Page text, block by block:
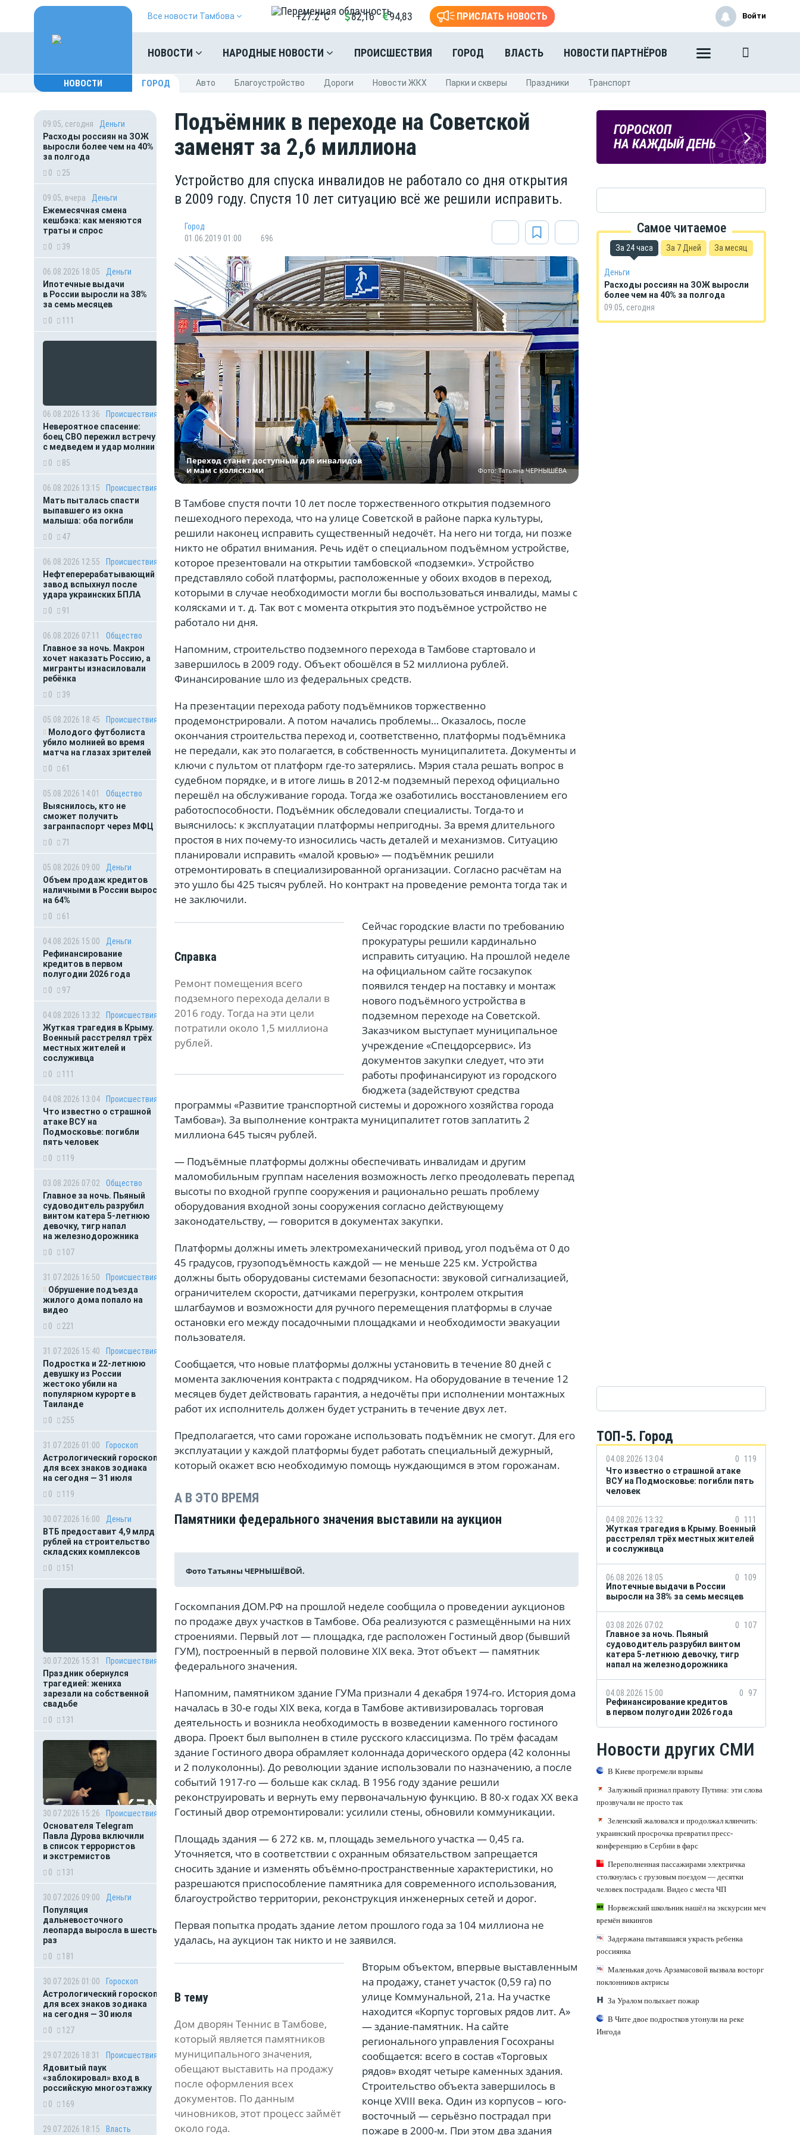
Все новости Тамбова +27.2°C 82,16 94,83 ПРИСЛАТЬ НОВОСТЬ
НОВОСТИ НАРОДНЫЕ НОВОСТИ ПРОИСШЕСТВИЯ ГОРОД ВЛАСТЬ НОВОСТИ ПАРТНЁРОВ
Войти
НОВОСТИ ГОРОД Авто Благоустройство Дороги Новости ЖКХ Парки и скверы Праздники Транспорт
09:05, сегодня
Деньги
Расходы россиян на ЗОЖ
выросли более чем на 40%
за полгода
0
25
09:05, вчера
Деньги
Ежемесячная смена
кешбэка: как меняются
траты и спрос
0
39
06.08.2026 18:05
Деньги
Ипотечные выдачи
в России выросли на 38%
за семь месяцев
0
111
06.08.2026 13:36
Происшествия
Невероятное спасение:
боец СВО пережил встречу
с медведем и удар молнии
0
85
06.08.2026 13:15
Происшествия
Мать пыталась спасти
выпавшего из окна
малыша: оба погибли
0
47
06.08.2026 12:55
Происшествия
Нефтеперерабатывающий
завод вспыхнул после
удара украинских БПЛА
0
91
06.08.2026 07:11
Общество
Главное за ночь. Макрон
хочет наказать Россию, а
мигранты изнасиловали
ребёнка
0
39
05.08.2026 18:45
Происшествия
Молодого футболиста
убило молнией во время
матча на глазах зрителей
0
61
05.08.2026 14:01
Общество
Выяснилось, кто не
сможет получить
загранпаспорт через МФЦ
0
71
05.08.2026 09:00
Деньги
Объем продаж кредитов
наличными в России вырос
на 64%
0
61
04.08.2026 15:00
Деньги
Рефинансирование
кредитов в первом
полугодии 2026 года
0
97
04.08.2026 13:32
Происшествия
Жуткая трагедия в Крыму.
Военный расстрелял трёх
местных жителей и
сослуживца
0
111
04.08.2026 13:04
Происшествия
Что известно о страшной
атаке ВСУ на
Подмосковье: погибли
пять человек
0
119
03.08.2026 07:02
Общество
Главное за ночь. Пьяный
судоводитель разрубил
винтом катера 5-летнюю
девочку, тигр напал
на железнодорожника
0
107
31.07.2026 16:50
Происшествия
Обрушение подъезда
жилого дома попало на
видео
0
221
31.07.2026 15:40
Происшествия
Подростка и 22-летнюю
девушку из России
жестоко убили на
популярном курорте в
Таиланде
0
255
31.07.2026 01:00
Гороскоп
Астрологический гороскоп
для всех знаков зодиака
на сегодня — 31 июля
0
119
30.07.2026 16:00
Деньги
ВТБ предоставит 4,9 млрд
рублей на строительство
складских комплексов
0
151
30.07.2026 15:31
Происшествия
Праздник обернулся
трагедией: жениха
зарезали на собственной
свадьбе
0
131
30.07.2026 15:26
Происшествия
Основателя Telegram
Павла Дурова включили
в список террористов
и экстремистов
0
131
30.07.2026 09:00
Деньги
Популяция
дальневосточного
леопарда выросла в шесть
раз
0
181
30.07.2026 01:00
Гороскоп
Астрологический гороскоп
для всех знаков зодиака
на сегодня — 30 июля
0
127
29.07.2026 18:31
Происшествия
Ядовитый паук
«заблокировал» вход в
российскую многоэтажку
0
169
29.07.2026 18:15 Власть
Подъёмник в переходе на Советской
заменят за 2,6 миллиона
Устройство для спуска инвалидов не работало со дня открытия
в 2009 году. Спустя 10 лет ситуацию всё же решили исправить.
Город
01.06.2019 01:00
696
Переход станет доступным для инвалидов
и мам с колясками
Фото: Татьяна ЧЕРНЫШЁВА
В Тамбове спустя почти 10 лет после торжественного открытия подземного
пешеходного перехода, что на улице Советской в районе парка культуры,
решили наконец исправить существенный недочёт. На него ни тогда, ни позже
никто не обратил внимания. Речь идёт о специальном подъёмном устройстве,
которое презентовали на открытии тамбовской «подземки». Устройство
представляло собой платформы, расположенные у обоих входов в переход,
которыми в случае необходимости могли бы воспользоваться инвалиды, мамы с
колясками и т. д. Так вот с момента открытия это подъёмное устройство не
работало ни дня.
Напомним, строительство подземного перехода в Тамбове стартовало и
завершилось в 2009 году. Объект обошёлся в 52 миллиона рублей.
Финансирование шло из федеральных средств.
На презентации перехода работу подъёмников торжественно
продемонстрировали. А потом начались проблемы… Оказалось, после
окончания строительства переход и, соответственно, платформы подъёмника
не передали, как это полагается, в собственность муниципалитета. Документы и
ключи с пультом от платформ где-то затерялись. Мэрия стала решать вопрос в
судебном порядке, и в итоге лишь в 2012-м подземный переход официально
перешёл на обслуживание города. Тогда же озаботились восстановлением его
работоспособности. Подъёмник обследовали специалисты. Тогда-то и
выяснилось: к эксплуатации платформы непригодны. За время длительного
простоя в них почему-то износились часть деталей и механизмов. Ситуацию
планировали исправить «малой кровью» — подъёмник решили
отремонтировать в специализированной организации. Согласно расчётам на
это ушло бы 425 тысяч рублей. Но контракт на проведение ремонта тогда так и
не заключили.
Справка
Ремонт помещения всего
подземного перехода делали в
2016 году. Тогда на эти цели
потратили около 1,5 миллиона
рублей.
Сейчас городские власти по требованию
прокуратуры решили кардинально
исправить ситуацию. На прошлой неделе
на официальном сайте госзакупок
появился тендер на поставку и монтаж
нового подъёмного устройства в
подземном переходе на Советской.
Заказчиком выступает муниципальное
учреждение «Спецдорсервис». Из
документов закупки следует, что эти
работы профинансируют из городского
бюджета (задействуют средства
программы «Развитие транспортной системы и дорожного хозяйства города
Тамбова»). За выполнение контракта муниципалитет готов заплатить 2
миллиона 645 тысяч рублей.
— Подъёмные платформы должны обеспечивать инвалидам и другим
маломобильным группам населения возможность легко преодолевать перепад
высоты по входной группе сооружения и рационально решать проблему
оборудования входной зоны сооружения согласно действующему
законодательству, — говорится в документах закупки.
Платформы должны иметь электромеханический привод, угол подъёма от 0 до
45 градусов, грузоподъёмность каждой — не меньше 225 км. Устройства
должны быть оборудованы системами безопасности: звуковой сигнализацией,
ограничителем скорости, датчиками перегрузки, контролем открытия
шлагбаумов и возможности для ручного перемещения платформы в случае
остановки его между посадочными площадками и необходимости эвакуации
пользователя.
Сообщается, что новые платформы должны установить в течение 80 дней с
момента заключения контракта с подрядчиком. На оборудование в течение 12
месяцев будет действовать гарантия, а недочёты при исполнении монтажных
работ их исполнитель должен будет устранить в течение двух лет.
Предполагается, что сами горожане использовать подъёмник не смогут. Для его
эксплуатации у каждой платформы будет работать специальный дежурный,
который окажет всю необходимую помощь нуждающимся в этом горожанам.
А В ЭТО ВРЕМЯ
Памятники федерального значения выставили на аукцион
Фото Татьяны ЧЕРНЫШЁВОЙ.
Госкомпания ДОМ.РФ на прошлой неделе сообщила о проведении аукционов
по продаже двух участков в Тамбове. Оба реализуются с размещёнными на них
строениями. Первый лот — площадка, где расположен Гостиный двор (бывший
ГУМ), построенный в первой половине XIX века. Этот объект — памятник
федерального значения.
Напомним, памятником здание ГУМа признали 4 декабря 1974-го. История дома
началась в 30-е годы XIX века, когда в Тамбове активизировалась торговая
деятельность и возникла необходимость в возведении каменного гостиного
двора. Проект был выполнен в стиле русского классицизма. По трём фасадам
здание Гостиного двора обрамляет колоннада дорического ордера (42 колонны
и 2 полуколонны). До революции здание использовали по назначению, а после
событий 1917-го — больше как склад. В 1956 году здание решили
реконструировать и вернуть ему первоначальную функцию. В 80-х годах XX века
Гостиный двор отремонтировали: усилили стены, обновили коммуникации.
Площадь здания — 6 272 кв. м, площадь земельного участка — 0,45 га.
Уточняется, что в соответствии с охранным обязательством запрещается
сносить здание и изменять объёмно-пространственные характеристики, но
разрешаются приспособление памятника для современного использования,
благоустройство территории, реконструкция инженерных сетей и дорог.
Первая попытка продать здание летом прошлого года за 104 миллиона не
удалась, на аукцион так никто и не заявился.
В тему
Дом дворян Теннис в Тамбове,
который является памятников
муниципального значения,
обещают выставить на продажу
после оформления всех
документов. По данным
чиновников, этот процесс займёт
около года.
Вторым объектом, впервые выставленным
на продажу, станет участок (0,59 га) по
улице Коммунальной, 21а. На участке
находится «Корпус торговых рядов лит. А»
— здание-памятник. На сайте
регионального управления Госохраны
сообщается: всего в состав «Торговых
рядов» входят четыре каменных здания.
Строительство объекта завершилось в
конце XVIII века. Один из корпусов – юго-
восточный — серьёзно пострадал при
пожаре в 2000-м. При этом два здания
ПОГОДА
В ТАМБОВЕ
ГОРОСКОП
НА КАЖДЫЙ ДЕНЬ
Самое читаемое
За 24 часа За 7 Дней За месяц
Деньги
Расходы россиян на ЗОЖ выросли
более чем на 40% за полгода
09:05, сегодня
ТОП-5. Город
04.08.2026 13:04 0
119
Что известно о страшной атаке
ВСУ на Подмосковье: погибли пять
человек
04.08.2026 13:32 0
111
Жуткая трагедия в Крыму. Военный
расстрелял трёх местных жителей
и сослуживца
06.08.2026 18:05 0
109
Ипотечные выдачи в России
выросли на 38% за семь месяцев
03.08.2026 07:02 0
107
Главное за ночь. Пьяный
судоводитель разрубил винтом
катера 5-летнюю девочку, тигр
напал на железнодорожника
04.08.2026 15:00 0
97
Рефинансирование кредитов
в первом полугодии 2026 года
Новости других СМИ
В Киеве прогремели взрывы
Залужный признал правоту Путина: эти слова
прозвучали не просто так
Зеленский жаловался и продолжал клянчить:
украинский просрочка превратил пресс-
конференцию в Сербии в фарс
Переполненная пассажирами электричка
столкнулась с грузовым поездом — десятки
человек пострадали. Видео с места ЧП
Норвежский школьник нашёл на экскурсии меч
времён викингов
Задержана пытавшаяся украсть ребенка
россиянка
Маленькая дочь Арзамасовой вызвала восторг
поклонников актрисы
За Уралом полыхает пожар
В Чите двое подростков утонули на реке
Ингода